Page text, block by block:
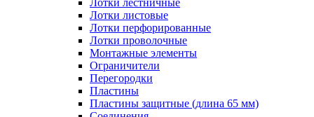
Лотки листовые
Лотки перфорированные
Лотки проволочные
Монтажные элементы
Ограничители
Перегородки
Пластины
Пластины защитные (длина 65 мм)